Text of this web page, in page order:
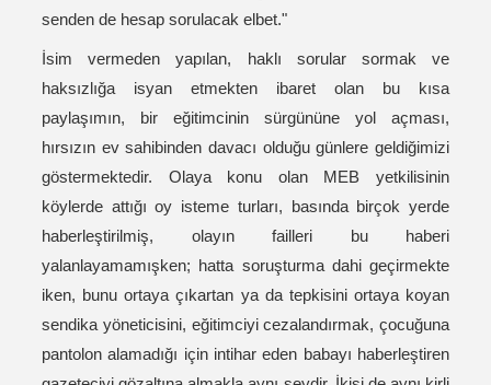
senden de hesap sorulacak elbet."
İsim vermeden yapılan, haklı sorular sormak ve
haksızlığa isyan etmekten ibaret olan bu kısa
paylaşımın, bir eğitimcinin sürgününe yol açması,
hırsızın ev sahibinden davacı olduğu günlere geldiğimizi
göstermektedir. Olaya konu olan MEB yetkilisinin
köylerde attığı oy isteme turları, basında birçok yerde
haberleştirilmiş, olayın failleri bu haberi
yalanlayamamışken; hatta soruşturma dahi geçirmekte
iken, bunu ortaya çıkartan ya da tepkisini ortaya koyan
sendika yöneticisini, eğitimciyi cezalandırmak, çocuğuna
pantolon alamadığı için intihar eden babayı haberleştiren